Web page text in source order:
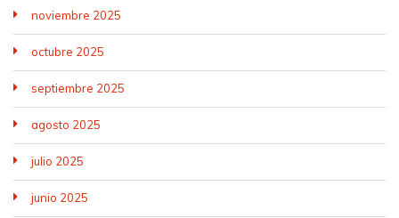
noviembre 2025
octubre 2025
septiembre 2025
agosto 2025
julio 2025
junio 2025